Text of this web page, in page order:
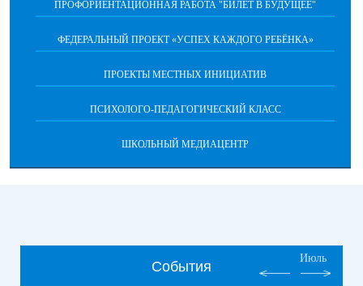
ПРОФОРИЕНТАЦИОННАЯ РАБОТА "БИЛЕТ В БУДУЩЕЕ"
ФЕДЕРАЛЬНЫЙ ПРОЕКТ «УСПЕХ КАЖДОГО РЕБЁНКА»
ПРОЕКТЫ МЕСТНЫХ ИНИЦИАТИВ
ПСИХОЛОГО-ПЕДАГОГИЧЕСКИЙ КЛАСС
ШКОЛЬНЫЙ МЕДИАЦЕНТР
События
Июль